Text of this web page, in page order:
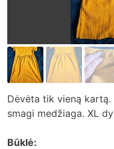
Dėvėta tik vieną
smagi medžiaga. XL
Būklė: